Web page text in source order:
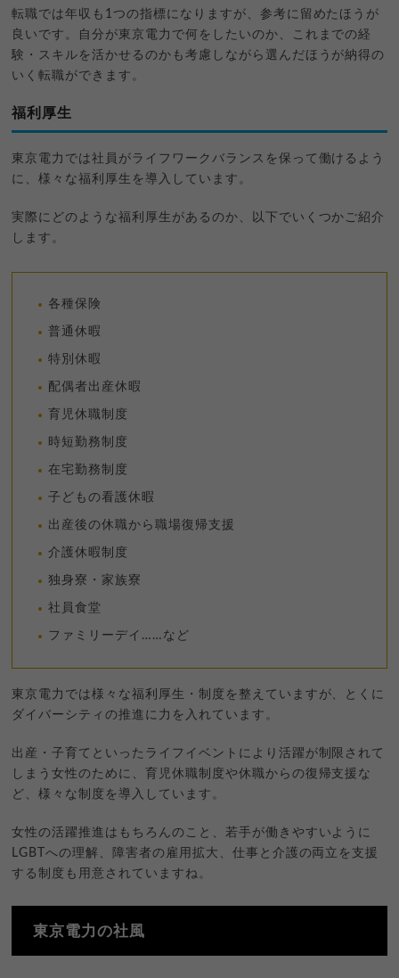
転職では年収も1つの指標になりますが、参考に留めたほうが
良いです。自分が東京電力で何をしたいのか、これまでの経
験・スキルを活かせるのかも考慮しながら選んだほうが納得の
いく転職ができます。
福利厚生
東京電力では社員がライフワークバランスを保って働けるよう
に、様々な福利厚生を導入しています。
実際にどのような福利厚生があるのか、以下でいくつかご紹介
します。
各種保険
普通休暇
特別休暇
配偶者出産休暇
育児休職制度
時短勤務制度
在宅勤務制度
子どもの看護休暇
出産後の休職から職場復帰支援
介護休暇制度
独身寮・家族寮
社員食堂
ファミリーデイ……など
東京電力では様々な福利厚生・制度を整えていますが、とくに
ダイバーシティの推進に力を入れています。
出産・子育てといったライフイベントにより活躍が制限されて
しまう女性のために、育児休職制度や休職からの復帰支援な
ど、様々な制度を導入しています。
女性の活躍推進はもちろんのこと、若手が働きやすいように
LGBTへの理解、障害者の雇用拡大、仕事と介護の両立を支援
する制度も用意されていますね。
東京電力の社風